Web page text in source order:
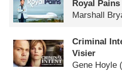
Royal Pains
Marshall
Criminal
Visier
Gene Hoyle